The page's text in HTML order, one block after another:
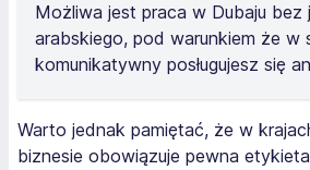
Możliwa jest praca w Dubaju bez
arabskiego, pod warunkiem że w
komunikatywny posługujesz się
Warto jednak pamiętać, że w
biznesie obowiązuje pewna